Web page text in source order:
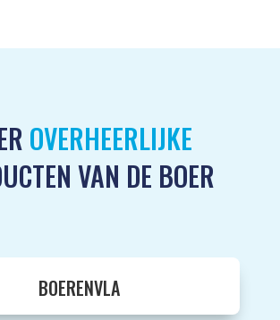
OVERHEERLIJKE
VAN DE BOER
BOERENVLA